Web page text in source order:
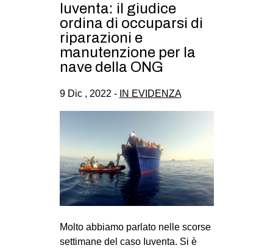
Iuventa: il giudice
ordina di occuparsi di
riparazioni e
manutenzione per la
nave della ONG
9 Dic , 2022 - IN EVIDENZA
Molto abbiamo parlato nelle scorse
settimane del caso Iuventa. Si è